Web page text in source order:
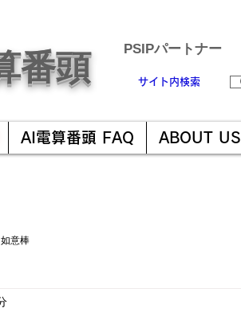
番頭 ​PSIPパートナー
サイト内検索
AI電算番頭 FAQ ABOUT US
如意棒